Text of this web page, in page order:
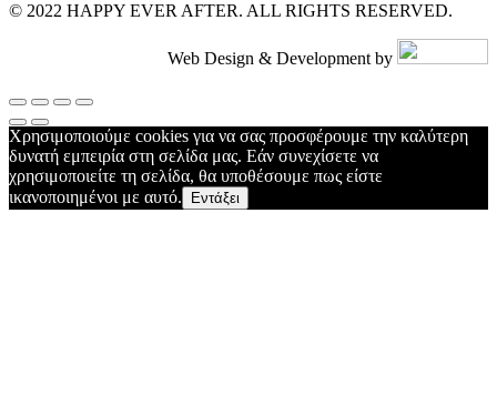
© 2022 HAPPY EVER AFTER. ALL RIGHTS RESERVED.
Web Design & Development by
Χρησιμοποιούμε cookies για να σας προσφέρουμε την καλύτερη
δυνατή εμπειρία στη σελίδα μας. Εάν συνεχίσετε να
χρησιμοποιείτε τη σελίδα, θα υποθέσουμε πως είστε
ικανοποιημένοι με αυτό.
Εντάξει